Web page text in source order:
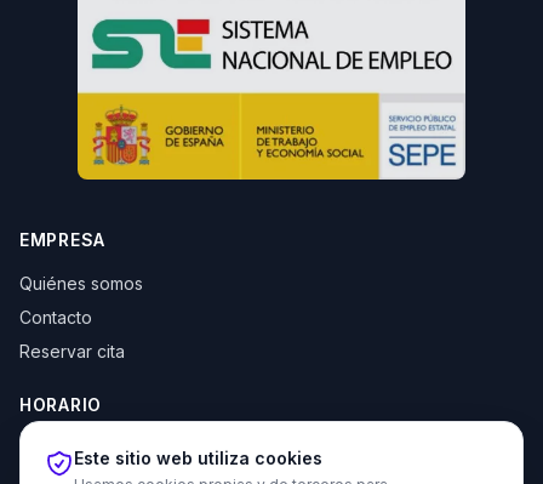
EMPRESA
Quiénes somos
Contacto
Reservar cita
HORARIO
Lun–Jue: 10:00–14:00 y 16:30–20:00
Vie: 10:00–14:00
Este sitio web utiliza cookies